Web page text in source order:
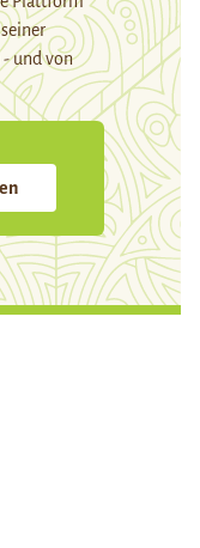
und von